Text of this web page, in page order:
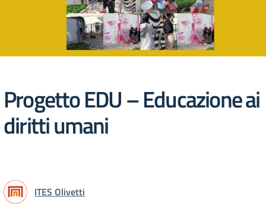
Progetto EDU – Educazione ai
diritti umani
ITES Olivetti